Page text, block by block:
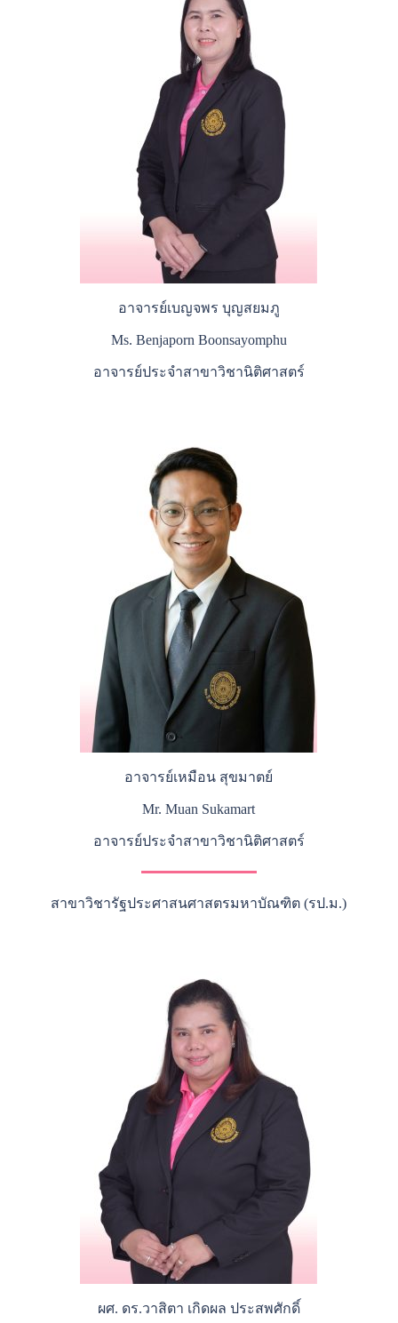
อาจารย์เบญจพร บุญสยมภู
Ms. Benjaporn Boonsayomphu
อาจารย์ประจำสาขาวิชานิติศาสตร์
อาจารย์เหมือน สุขมาตย์
Mr. Muan Sukamart
อาจารย์ประจำสาขาวิชานิติศาสตร์
สาขาวิชารัฐประศาสนศาสตรมหาบัณฑิต (รป.ม.)
ผศ. ดร.วาสิตา เกิดผล ประสพศักดิ์